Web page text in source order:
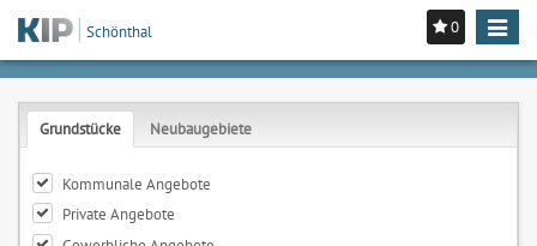
0
Toggle
Schönthal
Grundstücke Neubaugebiete
Kommunale Angebote
Private Angebote